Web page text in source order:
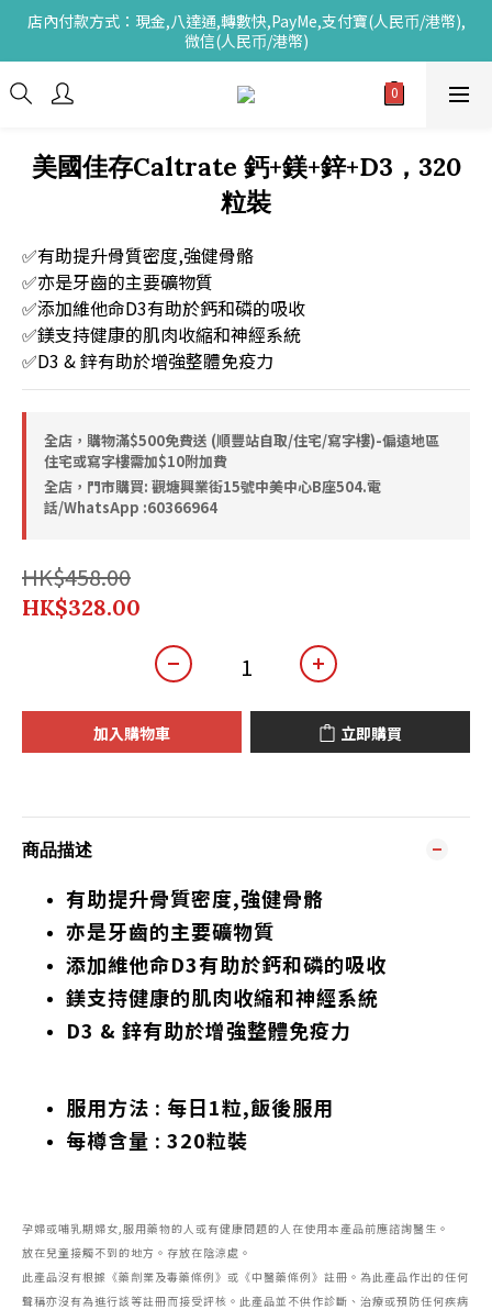
店內付款方式：現金,八達通,轉數快,PayMe,支付寶(人民币/港幣),
微信(人民币/港幣)
美國佳存Caltrate 鈣+鎂+鋅+D3，320
粒裝
✅有助提升骨質密度,強健骨骼
✅亦是牙齒的主要礦物質
✅添加維他命D3有助於鈣和磷的吸收
✅鎂支持健康的肌肉收縮和神經系統
✅D3 & 鋅有助於增強整體免疫力
全店，購物滿$500免費送 (順豐站自取/住宅/寫字樓)-偏遠地區
住宅或寫字樓需加$10附加費
全店，門市購買: 觀塘興業街15號中美中心B座504.電
話/WhatsApp :60366964
HK$458.00
HK$328.00
加入購物車 立即購買
商品描述
有助提升骨質密度,強健骨骼
亦是牙齒的主要礦物質
添加維他命D3有助於鈣和磷的吸收
鎂支持健康的肌肉收縮和神經系統
D3 & 鋅有助於增強整體免疫力
服用方法 : 每日1粒,飯後服用
每樽含量 : 320粒裝
孕婦或哺乳期婦女,服用藥物的人或有健康問題的人在使用本產品前應諮詢醫生。
放在兒童接觸不到的地方。存放在陰涼處。
此產品沒有根據《藥劑業及毒藥條例》或《中醫藥條例》註冊。為此產品作出的任何
聲稱亦沒有為進行該等註冊而接受評核。此產品並不供作診斷、治療或預防任何疾病